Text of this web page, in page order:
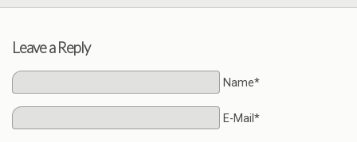
Leave a Reply
Name*
E-Mail*